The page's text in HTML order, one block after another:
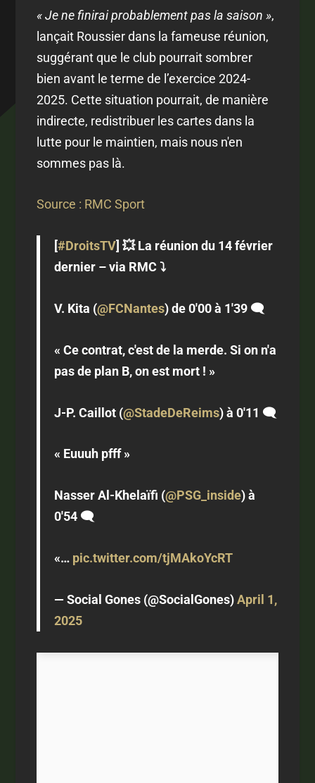
« Je ne finirai probablement pas la saison »,
lançait Roussier dans la fameuse réunion,
suggérant que le club pourrait sombrer
bien avant le terme de l’exercice 2024-
2025. Cette situation pourrait, de manière
indirecte, redistribuer les cartes dans la
lutte pour le maintien, mais nous n'en
sommes pas là.
Source : RMC Sport
[#DroitsTV] 💥 La réunion du 14 février
dernier – via RMC ⤵️
V. Kita (@FCNantes) de 0'00 à 1'39 🗨️
« Ce contrat, c'est de la merde. Si on n'a
pas de plan B, on est mort ! »
J-P. Caillot (@StadeDeReims) à 0'11 🗨️
« Euuuh pfff »
Nasser Al-Khelaïfi (@PSG_inside) à
0'54 🗨️
«… pic.twitter.com/tjMAkoYcRT
— Social Gones (@SocialGones)April 1,
2025